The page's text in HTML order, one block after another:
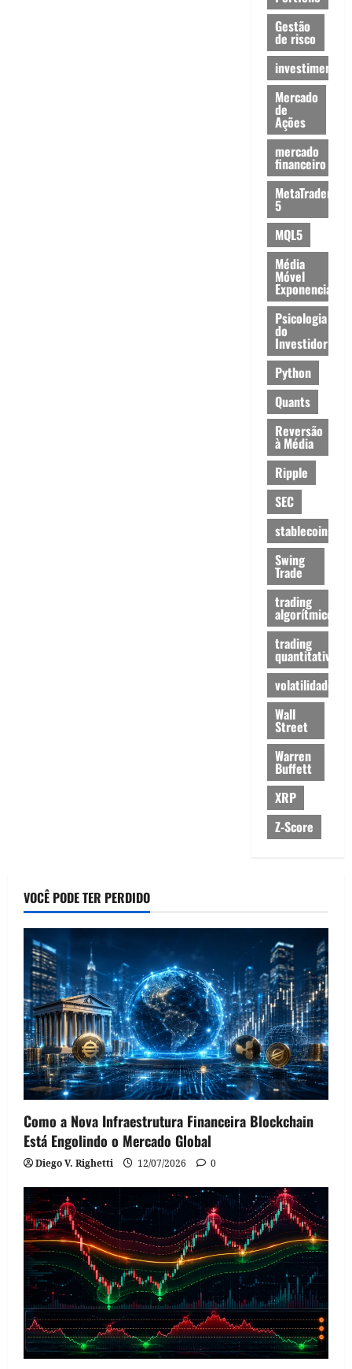
Gestão
de risco
investimentos
Mercado
de
Ações
mercado
financeiro
MetaTrader
5
MQL5
Média
Móvel
Exponencial
Psicologia
do
Investidor
Python
Quants
Reversão
à Média
Ripple
SEC
stablecoins
Swing
Trade
trading
algorítmico
trading
quantitativo
volatilidade
Wall
Street
Warren
Buffett
XRP
Z-Score
VOCÊ PODE TER PERDIDO
Como a Nova Infraestrutura Financeira Blockchain
Está Engolindo o Mercado Global
Diego V. Righetti 12/07/2026 0